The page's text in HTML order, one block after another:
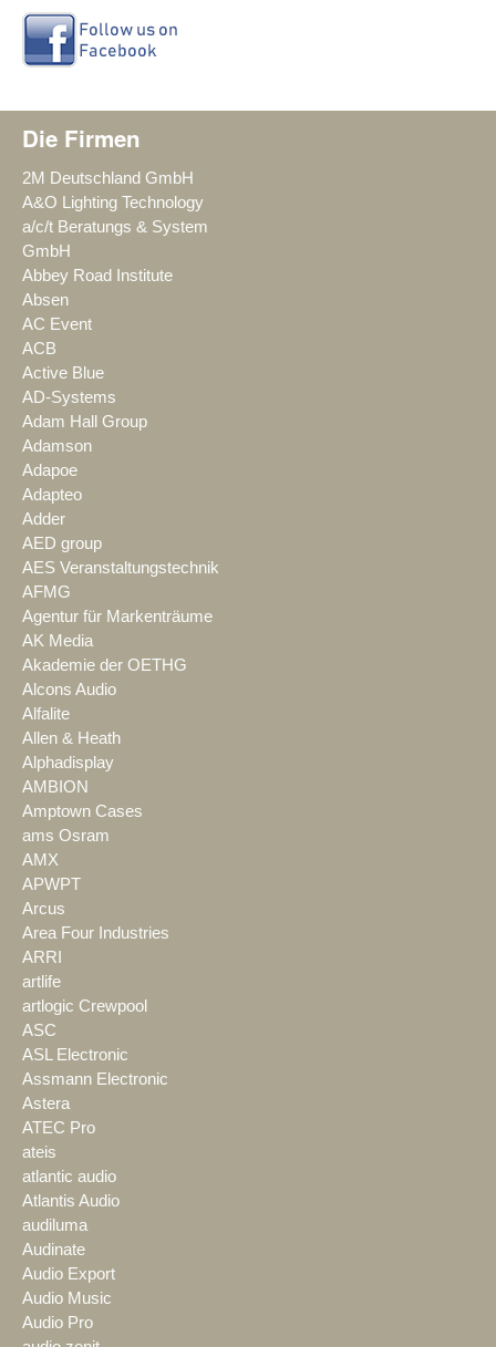
Die Firmen
2M Deutschland GmbH
A&O Lighting Technology
a/c/t Beratungs & System
GmbH
Abbey Road Institute
Absen
AC Event
ACB
Active Blue
AD-Systems
Adam Hall Group
Adamson
Adapoe
Adapteo
Adder
AED group
AES Veranstaltungstechnik
AFMG
Agentur für Markenträume
AK Media
Akademie der OETHG
Alcons Audio
Alfalite
Allen & Heath
Alphadisplay
AMBION
Amptown Cases
ams Osram
AMX
APWPT
Arcus
Area Four Industries
ARRI
artlife
artlogic Crewpool
ASC
ASL Electronic
Assmann Electronic
Astera
ATEC Pro
ateis
atlantic audio
Atlantis Audio
audiluma
Audinate
Audio Export
Audio Music
Audio Pro